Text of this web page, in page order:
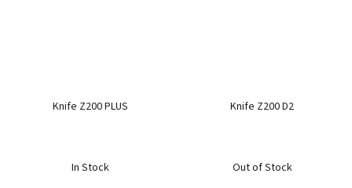
Knife Z200 PLUS
In Stock
Knife Z200 D2
Out of Stock